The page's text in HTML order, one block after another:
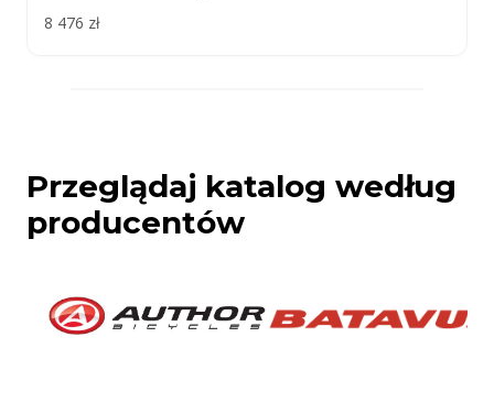
8 476 zł
Przeglądaj katalog według
producentów